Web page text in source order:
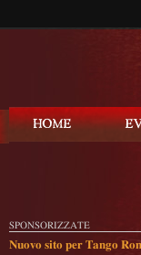
SPONSORIZZATE
Nuovo sito per Tango